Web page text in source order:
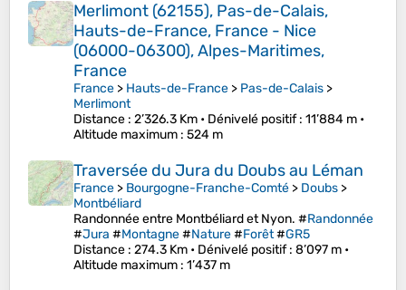
Merlimont (62155), Pas-de-Calais,
Hauts-de-France, France - Nice
(06000-06300), Alpes-Maritimes,
France
France > Hauts-de-France > Pas-de-Calais >
Merlimont
Distance : 2’326.3 Km • Dénivelé positif: 11’884 m •
Altitude maximum : 524 m
Traversée du Jura du Doubs au Léman
France > Bourgogne-Franche-Comté > Doubs >
Montbéliard
Randonnée entre Montbéliard et Nyon. #Randonnée
#Jura #Montagne#Nature#Forêt#GR5
Distance : 274.3 Km • Dénivelé positif: 8’097 m •
Altitude maximum : 1’437 m